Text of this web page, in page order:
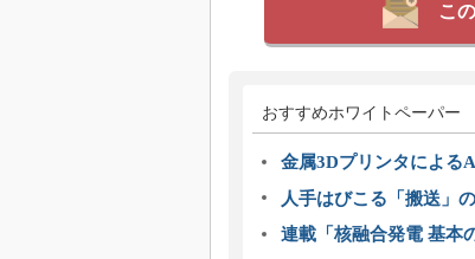
こ
おすすめホワイトペーパー
金属3Dプリンタによる
人手はびこる「搬送」
連載「核融合発電 基本